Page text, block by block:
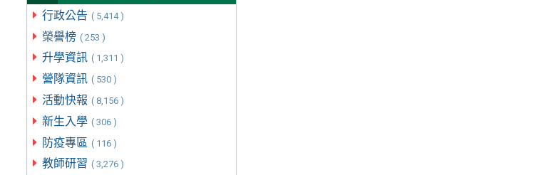
行政公告 ( 5,414 )
榮譽榜 ( 253 )
升學資訊 ( 1,311 )
營隊資訊 ( 530 )
活動快報 ( 8,156 )
新生入學 ( 306 )
防疫專區 ( 116 )
教師研習 ( 3,276 )